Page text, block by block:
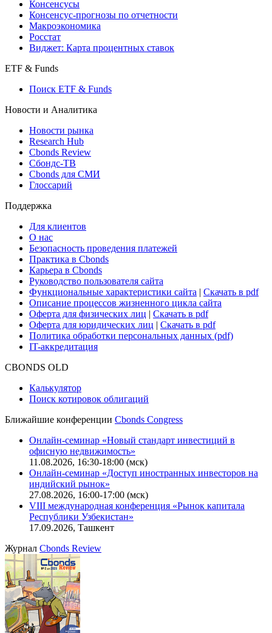
Поиск индексов
Страницы стран
Создать индекс
Консенсусы
Консенсус-прогнозы по отчетности
Макроэкономика
Виджет: Карта процентных ставок
ETF & Funds
Поиск ETF & Funds
Новости и Аналитика
Новости рынка
Research Hub
Cbonds Review
Сбондс-ТВ
Глоссарий
Поддержка
Для клиентов
О нас
Безопасность проведения платежей
Практика в Cbonds
Карьера в Cbonds
Руководство пользователя сайта
Функциональные характеристики сайта|Скачать в pdf
Описание процессов жизненного цикла сайта
Оферта для физических лиц
Оферта для юридических лиц
IT-аккредитация
Поиск котировок облигаций
Ближайшие конференцииCbonds Congress
Онлайн-семинар «Новый стандарт инвестиций в
офисную недвижимость»
11.08.2026, 16:30-18:00 (мск)
Онлайн-семинар «Доступ иностранных инвесторов на
индийский рынок»
VIII международная конференция «Рынок капитала
Республики Узбекистан»
17.09.2026, Ташкент
ЖурналCbonds Review